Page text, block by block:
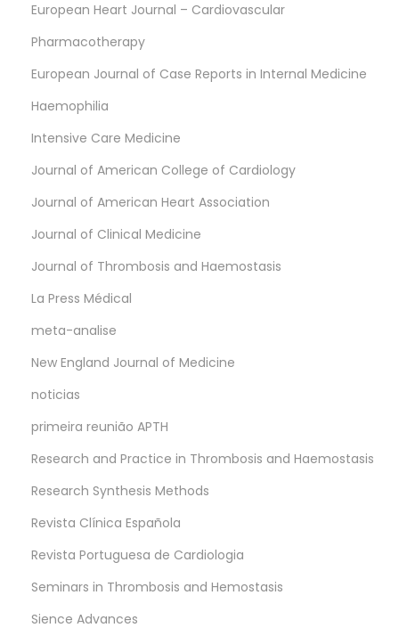
European Heart Journal – Cardiovascular
Pharmacotherapy
European Journal of Case Reports in Internal Medicine
Haemophilia
Intensive Care Medicine
Journal of American College of Cardiology
Journal of American Heart Association
Journal of Clinical Medicine
Journal of Thrombosis and Haemostasis
La Press Médical
meta-analise
New England Journal of Medicine
noticias
primeira reunião APTH
Research and Practice in Thrombosis and Haemostasis
Research Synthesis Methods
Revista Clínica Española
Revista Portuguesa de Cardiologia
Seminars in Thrombosis and Hemostasis
Sience Advances